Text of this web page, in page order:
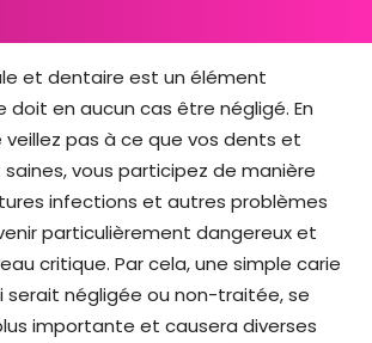
et dentaire est un élément
doit en aucun cas être négligé. En
veillez pas à ce que vos dents et
vous participez de manière
infections et autres problèmes
particulièrement dangereux et
critique. Par cela, une simple carie
serait négligée ou non-traitée, se
importante et causera diverses